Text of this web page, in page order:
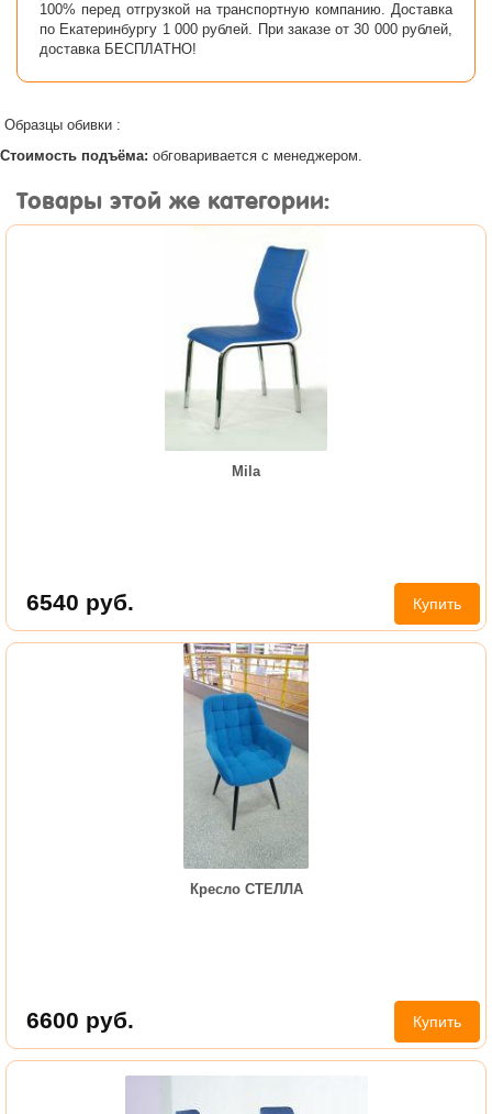
100% перед отгрузкой на транспортную компанию. Доставка
по Екатеринбургу 1 000 рублей. При заказе от 30 000 рублей,
доставка БЕСПЛАТНО!
Образцы обивки :
Стоимость подъёма: обговаривается с менеджером.
Товары этой же категории:
Mila
6540 руб. Купить
Кресло СТЕЛЛА
6600 руб. Купить